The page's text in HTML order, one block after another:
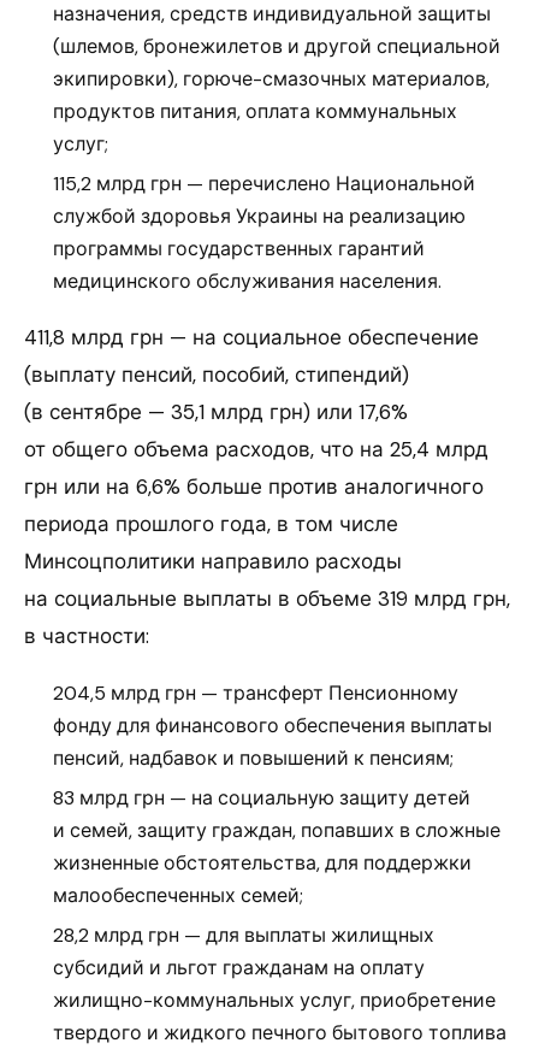
назначения, средств индивидуальной защиты
(шлемов, бронежилетов и другой специальной
экипировки), горюче-смазочных материалов,
продуктов питания, оплата коммунальных
услуг;
115,2 млрд грн — перечислено Национальной
службой здоровья Украины на реализацию
программы государственных гарантий
медицинского обслуживания населения.
411,8 млрд грн — на социальное обеспечение
(выплату пенсий, пособий, стипендий)
(в сентябре — 35,1 млрд грн) или 17,6%
от общего объема расходов, что на 25,4 млрд
грн или на 6,6% больше против аналогичного
периода прошлого года, в том числе
Минсоцполитики направило расходы
на социальные выплаты в объеме 319 млрд грн,
в частности:
204,5 млрд грн — трансферт Пенсионному
фонду для финансового обеспечения выплаты
пенсий, надбавок и повышений к пенсиям;
83 млрд грн — на социальную защиту детей
и семей, защиту граждан, попавших в сложные
жизненные обстоятельства, для поддержки
малообеспеченных семей;
28,2 млрд грн — для выплаты жилищных
субсидий и льгот гражданам на оплату
жилищно-коммунальных услуг, приобретение
твердого и жидкого печного бытового топлива